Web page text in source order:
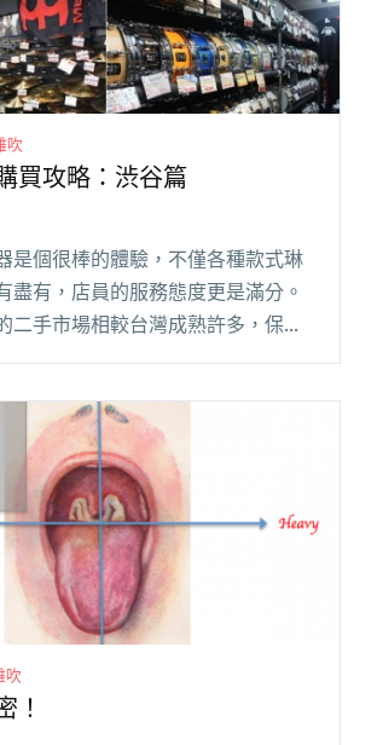
吹
買攻略：渋谷篇
是個很棒的體驗，不僅各種款式琳
盡有，店員的服務態度更是滿分。
二手市場相較台灣成熟許多，保養
定水準，只要你夠勤勞，很有可能
在國外的每分每秒都閱讀全文 "東
略：渋谷篇"
吹
！